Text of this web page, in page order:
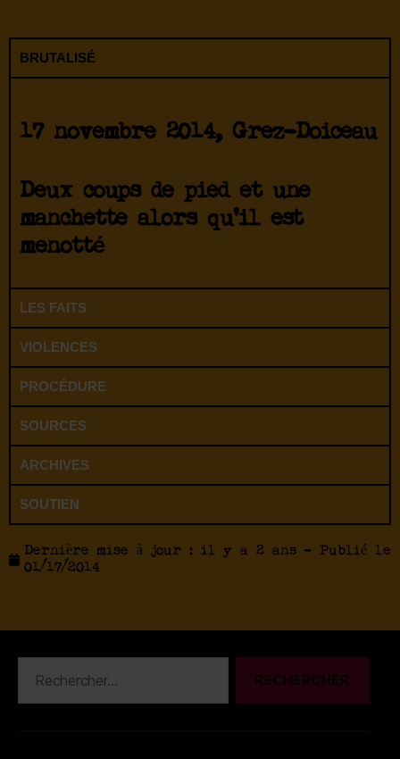
BRUTALISÉ
17 novembre 2014, Grez-Doiceau
Deux coups de pied et une
manchette alors qu’il est
menotté
LES FAITS
VIOLENCES
PROCÉDURE
SOURCES
ARCHIVES
SOUTIEN
Dernière mise à jour : il y a 2 ans - Publié le
01/17/2014